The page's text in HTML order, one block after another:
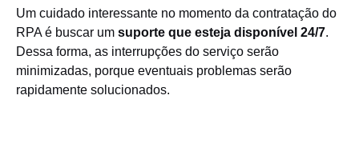
Um cuidado interessante no momento da contratação do
RPA é buscar um suporte que esteja disponível 24/7.
Dessa forma, as interrupções do serviço serão
minimizadas, porque eventuais problemas serão
rapidamente solucionados.